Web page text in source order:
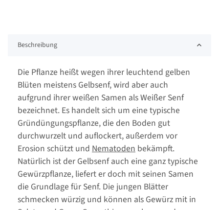
Beschreibung
Die Pflanze heißt wegen ihrer leuchtend gelben
Blüten meistens Gelbsenf, wird aber auch
aufgrund ihrer weißen Samen als Weißer Senf
bezeichnet. Es handelt sich um eine typische
Gründüngungspflanze, die den Boden gut
durchwurzelt und auflockert, außerdem vor
Erosion schützt und Nematoden bekämpft.
Natürlich ist der Gelbsenf auch eine ganz typische
Gewürzpflanze, liefert er doch mit seinen Samen
die Grundlage für Senf. Die jungen Blätter
schmecken würzig und können als Gewürz mit in